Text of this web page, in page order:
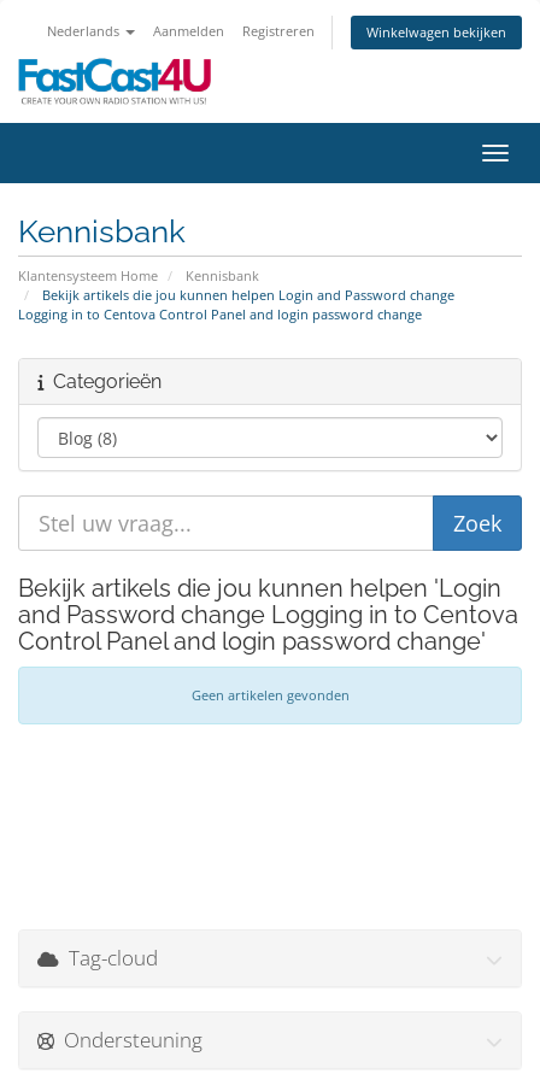
Nederlands Aanmelden Registreren Winkelwagen bekijken
Kennisbank
Klantensysteem Home
Kennisbank
Bekijk artikels die jou kunnen helpen Login and Password change
Logging in to Centova Control Panel and login password change
Categorieën
Bekijk artikels die jou kunnen helpen 'Login
and Password change Logging in to Centova
Control Panel and login password change'
Geen artikelen gevonden
Tag-cloud
Ondersteuning